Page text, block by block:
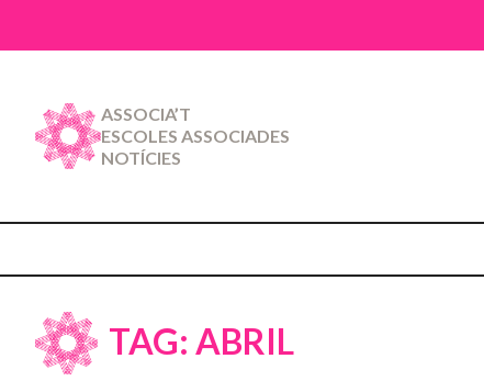
ASSOCIA’T
ESCOLES ASSOCIADES
NOTÍCIES
TAG: ABRIL